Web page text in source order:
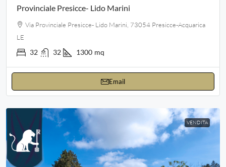
Provinciale Presicce- Lido Marini
Via Provinciale Presicce- Lido Marini, 73054 Presicce-Acquarica
LE
32 32 1300 mq
Email
VENDITA